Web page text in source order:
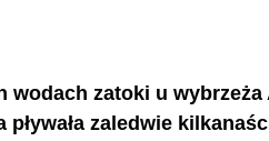
wodach zatoki u
zaledwie